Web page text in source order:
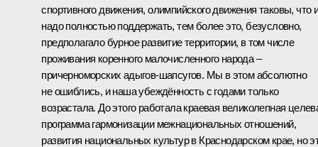
спортивного движения, олимпийского движения таковы, что
надо полностью поддержать, тем более это, безусловно,
предполагало бурное развитие территории, в том числе
проживания коренного малочисленного народа –
причерноморских адыгов-шапсугов. Мы в этом абсолютно
не ошиблись, и наша убеждённость с годами только
возрастала. До этого работала краевая великолепная
программа гармонизации межнациональных отношений,
развития национальных культур в Краснодарском крае, но